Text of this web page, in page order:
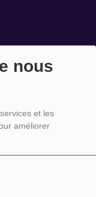
nous
et les
améliorer